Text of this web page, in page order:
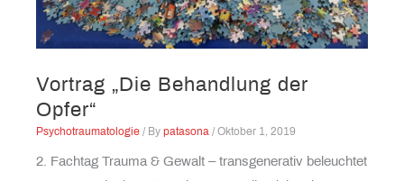
Vortrag „Die Behandlung der
Opfer“
Psychotraumatologie / By patasona / Oktober 1, 2019
2. Fachtag Trauma & Gewalt – transgenerativ beleuchtet